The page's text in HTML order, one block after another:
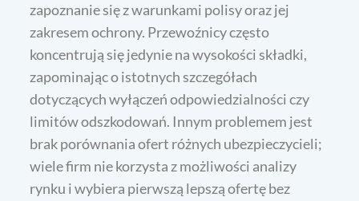
zapoznanie się z warunkami polisy oraz jej
zakresem ochrony. Przewoźnicy często
koncentrują się jedynie na wysokości składki,
zapominając o istotnych szczegółach
dotyczących wyłączeń odpowiedzialności czy
limitów odszkodowań. Innym problemem jest
brak porównania ofert różnych ubezpieczycieli;
wiele firm nie korzysta z możliwości analizy
rynku i wybiera pierwszą lepszą ofertę bez